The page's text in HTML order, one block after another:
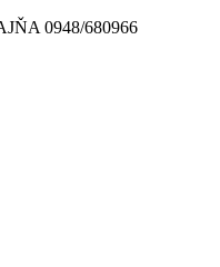
0948/680966